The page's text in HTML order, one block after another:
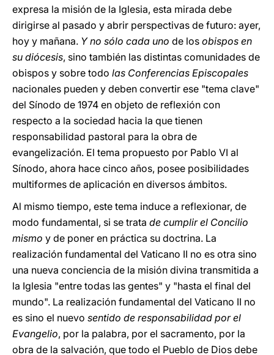
expresa la misión de la Iglesia, esta mirada debe
dirigirse al pasado y abrir perspectivas de futuro: ayer,
hoy y mañana. Y no sólo cada uno de los obispos en
su diócesis, sino también las distintas comunidades de
obispos y sobre todo las Conferencias Episcopales
nacionales pueden y deben convertir ese "tema clave"
del Sínodo de 1974 en objeto de reflexión con
respecto a la sociedad hacia la que tienen
responsabilidad pastoral para la obra de
evangelización. El tema propuesto por Pablo VI al
Sínodo, ahora hace cinco años, posee posibilidades
multiformes de aplicación en diversos ámbitos.
Al mismo tiempo, este tema induce a reflexionar, de
modo fundamental, si se trata de cumplir el Concilio
mismo y de poner en práctica su doctrina. La
realización fundamental del Vaticano II no es otra sino
una nueva conciencia de la misión divina transmitida a
la Iglesia "entre todas las gentes" y "hasta el final del
mundo". La realización fundamental del Vaticano II no
es sino el nuevo sentido de responsabilidad por el
Evangelio, por la palabra, por el sacramento, por la
obra de la salvación, que todo el Pueblo de Dios debe